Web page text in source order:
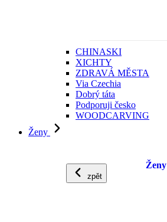
CHINASKI
XICHTY
ZDRAVÁ MĚSTA
Via Czechia
Dobrý táta
Podporuji česko
WOODCARVING
Ženy
zpět
Ženy